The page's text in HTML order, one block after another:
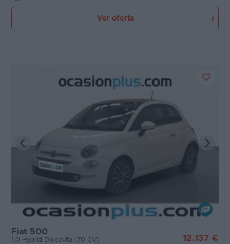
Ver oferta
Fiat 500
1.0 Hybrid Dolcevita (70 CV) 12.137 €